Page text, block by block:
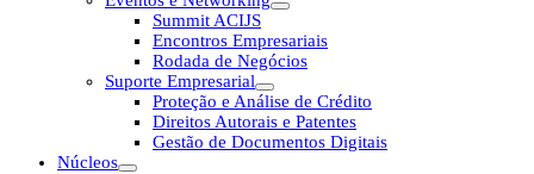
Summit ACIJS
Encontros Empresariais
Rodada de Negócios
Suporte Empresarial
Proteção e Análise de Crédito
Direitos Autorais e Patentes
Gestão de Documentos Digitais
Núcleos